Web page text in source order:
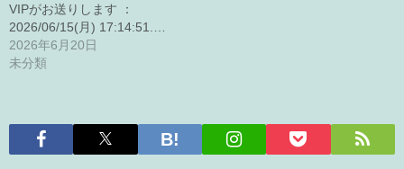
VIPがお送りします ：
2026/06/15(月) 17:14:51.…
2026年6月20日
未分類